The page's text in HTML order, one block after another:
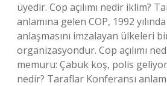
üyedir. Cop açılımı nedir iklim?
anlamına gelen COP, 1992
anlaşmasını imzalayan ülkeleri
organizasyondur. Cop açılımı
memuru: Çabuk koş, polis geliyor!
nedir? Taraflar Konferansı